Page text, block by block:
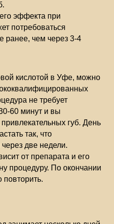
эффекта при
потребоваться
ранее, чем через 3-4
кислотой в Уфе, можно
не требует
60 минут и вы
губ. День
так, что
две недели.
от препарата и его
процедуру. По окончании
повторить.